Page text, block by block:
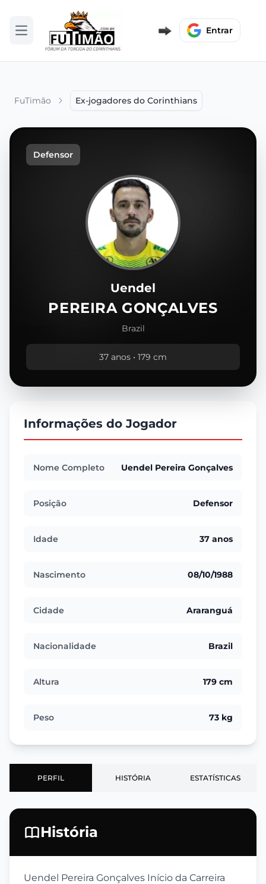
Abrir menu Entrar
FuTimão Ex-jogadores do Corinthians
Defensor
Uendel
PEREIRA GONÇALVES
Brazil
37 anos • 179 cm
Informações do Jogador
Nome Completo Uendel Pereira Gonçalves
Posição Defensor
Idade 37 anos
Nascimento 08/10/1988
Cidade Araranguá
Nacionalidade Brazil
Altura 179 cm
Peso 73 kg
PERFIL HISTÓRIA ESTATÍSTICAS
História
Uendel Pereira Gonçalves Início da Carreira